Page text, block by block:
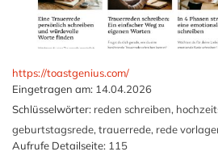
https://toastgenius.com/
Eingetragen am: 14.04.2026
Schlüsselwörter: reden schreiben,
geburtstagsrede, trauerrede, rede
Aufrufe Detailseite: 115